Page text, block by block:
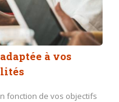
à vos
fonction de vos objectifs